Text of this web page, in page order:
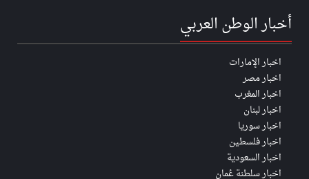
أخبار الوطن العربي
اخبار الإمارات
اخبار مصر
اخبار المغرب
اخبار لبنان
اخبار سوريا
اخبار فلسطين
اخبار السعودية
اخبار سلطنة عُمان